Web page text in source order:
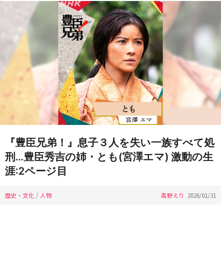
『豊臣兄弟！』息子３人を失い一族すべて処
刑…豊臣秀吉の姉・とも(宮澤エマ) 激動の生
涯:2ページ目
歴史・文化 / 人物 高野えり 2026/01/31